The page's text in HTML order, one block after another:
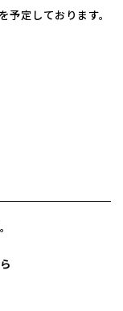
定しております。